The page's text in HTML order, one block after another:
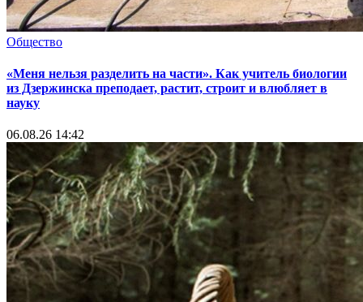
Общество
«Меня нельзя разделить на части». Как учитель биологии
из Дзержинска преподает, растит, строит и влюбляет в
науку
06.08.26 14:42